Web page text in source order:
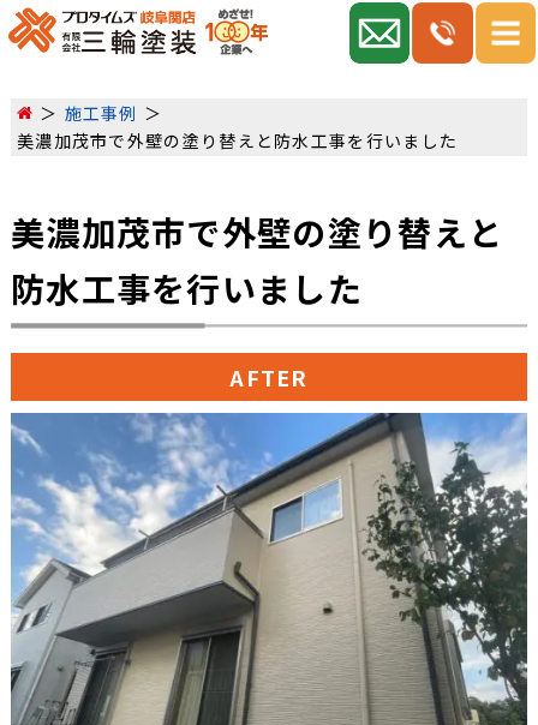
施工事例
美濃加茂市で外壁の塗り替えと防水工事を行いました
美濃加茂市で外壁の塗り替えと
防水工事を行いました
AFTER